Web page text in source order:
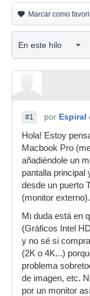
Marcar como
#1 por Espiral
Hola! Estoy
Macbook Pro
añadiéndole un
pantalla principal
desde un puerto
(monitor externo).
Mi duda está en
(Gráficos Intel
y no sé si
(2K o 4K...)
problema
de imagen, etc.
por un monitor